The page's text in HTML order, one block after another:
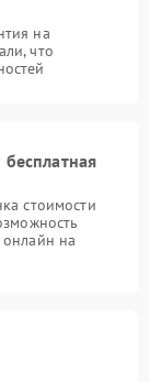
на
что
стоимости
на